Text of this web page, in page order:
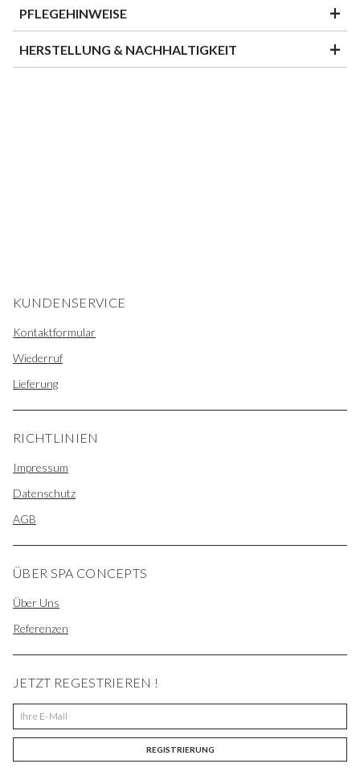
PFLEGEHINWEISE +
HERSTELLUNG & NACHHALTIGKEIT +
KUNDENSERVICE
Kontaktformular
Wiederruf
Lieferung
RICHTLINIEN
Impressum
Datenschutz
AGB
ÜBER SPA CONCEPTS
Über Uns
Referenzen
JETZT REGESTRIEREN !
REGISTRIERUNG